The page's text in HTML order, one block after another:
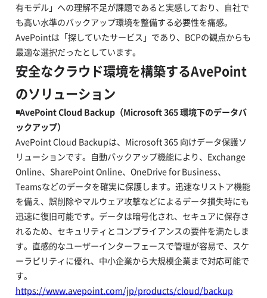
有モデル」への理解不足が課題であると実感しており、自社で
も高い水準のバックアップ環境を整備する必要性を痛感。
AvePointは「探していたサービス」であり、BCPの観点からも
最適な選択だったとしています。
安全なクラウド環境を構築するAvePoint
のソリューション
◾️AvePoint Cloud Backup（Microsoft 365 環境下のデータバ
ックアップ）
AvePoint Cloud Backupは、Microsoft 365 向けデータ保護ソ
リューションです。自動バックアップ機能により、Exchange
Online、SharePoint Online、OneDrive for Business、
Teamsなどのデータを確実に保護します。迅速なリストア機能
を備え、誤削除やマルウェア攻撃などによるデータ損失時にも
迅速に復旧可能です。データは暗号化され、セキュアに保存さ
れるため、セキュリティとコンプライアンスの要件を満たしま
す。直感的なユーザーインターフェースで管理が容易で、スケ
ーラビリティに優れ、中小企業から大規模企業まで対応可能で
す。
https://www.avepoint.com/jp/products/cloud/backup